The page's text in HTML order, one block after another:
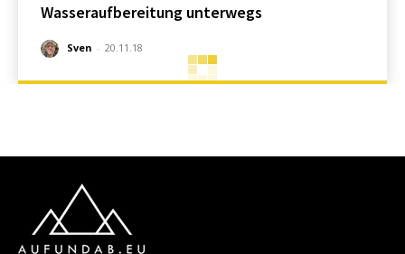
Wasseraufbereitung unterwegs
Sven - 20.11.18